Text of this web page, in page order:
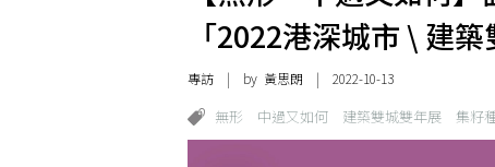
「2022港深城市 \ 建
專訪 | by 黃思朗 | 2022-10-13
無形 中過又如何 建築雙城雙年展 集籽